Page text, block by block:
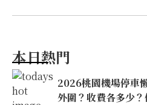
本日熱門
2026桃園機場停車
外圍？收費各多少